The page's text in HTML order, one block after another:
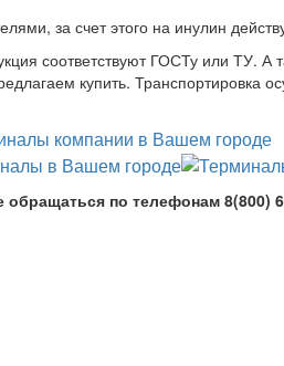
за счет этого на инулин
соответствуют ГОСТу или ТУ. А
купить. Транспортировка
по телефонам 8(800)